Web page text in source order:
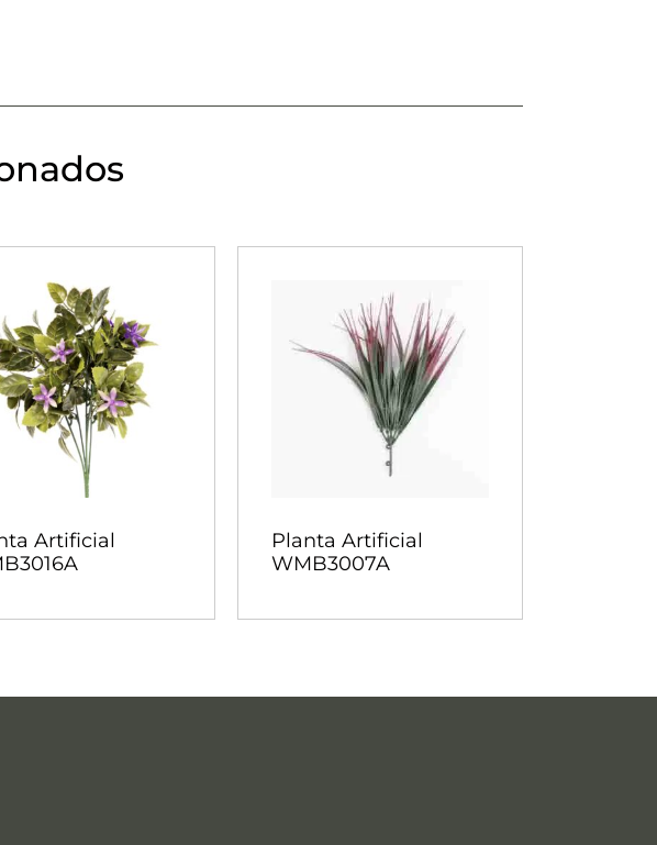
Artificial
Planta Artificial
WMB3007A